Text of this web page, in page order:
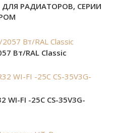
РАДИАТОРОВ, СЕРИИ
Вт/RAL Classic
WI-FI -25C CS-35V3G-